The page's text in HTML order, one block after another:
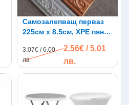
Самозалепващ перваз
225см х 8.5см, XPE пяна,
3.07€ / 6.00
лв.
2.56€ / 5.01
лв.